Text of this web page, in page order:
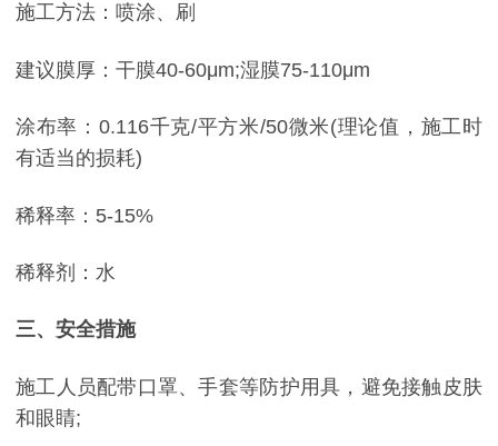
施工方法：喷涂、刷
建议膜厚：干膜40-60μm;湿膜75-110μm
涂布率：0.116千克/平方米/50微米(理论值，施工时
有适当的损耗)
稀释率：5-15%
稀释剂：水
三、安全措施
施工人员配带口罩、手套等防护用具，避免接触皮肤
和眼睛;